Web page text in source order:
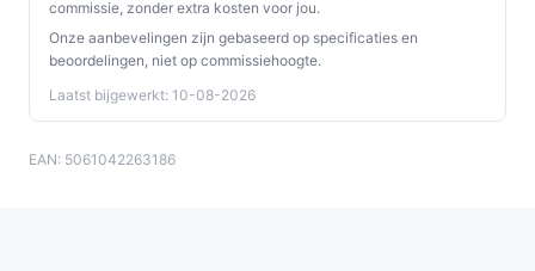
vrije tijd zonder in te boeten op hygiëne.
Ontdek alle specificaties en vergelijk prijzen op
besterobotstofzuiger.nl. Kies bewust wat perfect past
bij jouw behoeften!
commissie, zonder extra kosten voor jou.
Onze aanbevelingen zijn gebaseerd op specificaties en
beoordelingen, niet op commissiehoogte.
Laatst bijgewerkt: 10-08-2026
EAN: 5061042263186